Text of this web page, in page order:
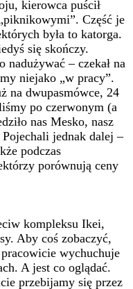
kierowca puścił
Część je
była to katorga.
się skończy.
nadużywać – czekał na
niejako „w pracy”.
na dwupasmówce, 24
po czerwonym (a
nas Mesko, nasz
jednak dalej –
podczas
porównują ceny
kompleksu Ikei,
Aby coś zobaczyć,
wychuchuje
A jest co oglądać.
przebijamy się przez